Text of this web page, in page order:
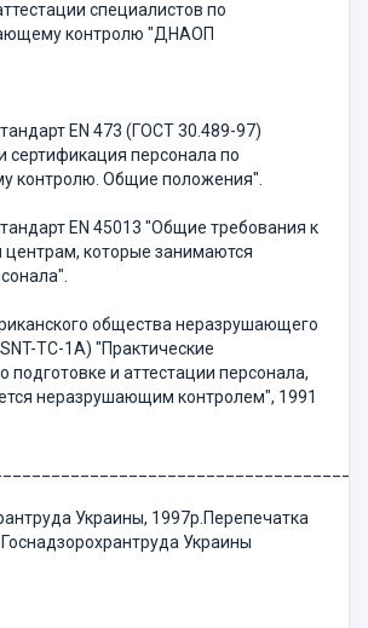
специалистов по
контролю "ДНАОП
EN 473 (ГОСТ 30.489-97)
сертификация персонала по
контролю. Общие положения".
EN 45013 "Общие требования к
центрам, которые занимаются
общества неразрушающего
ТС-1А) "Практические
подготовке и аттестации персонала,
неразрушающим контролем", 1991
Украины, 1997р.Перепечатка
Украины